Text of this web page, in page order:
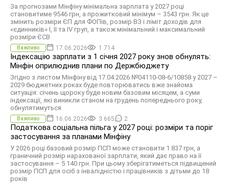
За прогнозами Мінфіну мінімальна зарплата у 2027 році
становитиме 9546 грн, а прожитковий мінімум – 3543 грн. Як це
змінить розміри ЄП для ФОПів, розмір ВЗ і ліміт доходів для
«єдинників» І, ІІ та IV груп, а також мінімальний і максимальний
розміри ЄСВ
Важливо 17.06.2026 1 714
Індексацію зарплати з 1 січня 2027 року знов обнулять:
Мінфін оприлюднив плани по Держбюджету
Згідно з листом Мінфіну від 17.04.2026 №04110-08-6/10858 у 2027 –
2029 бюджетних роках буде повторюватись вже знайома
ситуація: січень щороку буде новим базовим місяцем, а суми
індексації, які виникли станом на грудень попереднього року,
обнулятимуться
Важливо 16.06.2026 3 665 2
Податкова соціальна пільга у 2027 році: розміри та поріг
застосування за планами Мінфіну
У 2026 році базовий розмір ПСП може становити 1 837 грн, а
граничний розмір нарахованої зарплати, який дає право на її
застосування – 5 140 грн. При цьому зберігатиметься підвищений
розмір ПСП для осіб з інвалідністю і працівників з дітьми до 18
років